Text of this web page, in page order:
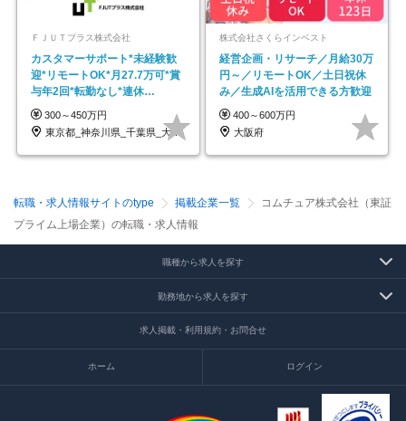
ＦＪＵＴプラス株式会社
カスタマーサポート*未経験歓
迎*リモートOK*月27.7万可*賞
与年2回*転勤なし*連休
OK/ZE010232
300～450万円
東京都_神奈川県_千葉県_大阪府_愛知県…
株式会社さくらインベスト
経営企画・リサーチ／月給30万
円～／リモートOK／土日祝休
み／生成AIを活用できる方歓迎
400～600万円
大阪府
転職・求人情報サイトのtype 掲載企業一覧
コムチュア株式会社（東証
プライム上場企業）の転職・求人情報
職種から求人を探す
勤務地から求人を探す
求人掲載・利用規約・お問合せ
ホーム ログイン